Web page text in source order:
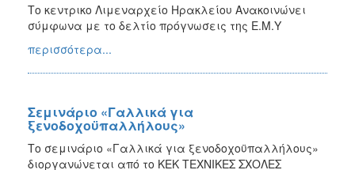
Το κεντρικο Λιμεναρχείο Ηρακλείου Ανακοινώνει
σύμφωνα με το δελτίο πρόγνωσεις της Ε.Μ.Υ
περισσότερα...
Σεμινάριο «Γαλλικά για
ξενοδοχοϋπαλλήλους»
Το σεμινάριο «Γαλλικά για ξενοδοχοϋπαλλήλους»
διοργανώνεται από το ΚΕΚ ΤΕΧΝΙΚΕΣ ΣΧΟΛΕΣ